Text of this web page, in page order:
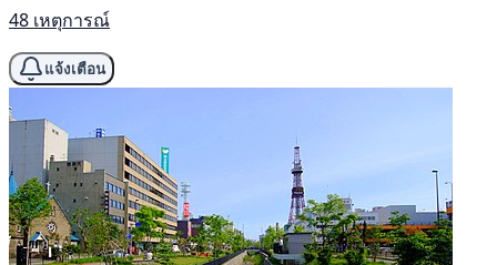
48 เหตุการณ์
แจ้งเตือน